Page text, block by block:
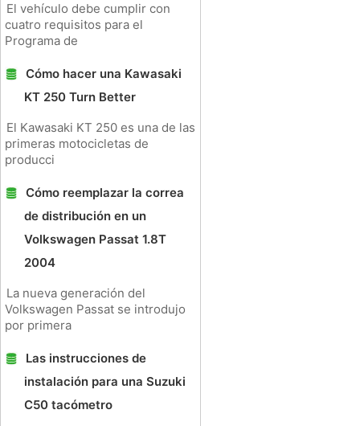
El vehículo debe cumplir con
cuatro requisitos para el
Programa de
Cómo hacer una Kawasaki
KT 250 Turn Better
El Kawasaki KT 250 es una de las
primeras motocicletas de
producci
Cómo reemplazar la correa
de distribución en un
Volkswagen Passat 1.8T
2004
La nueva generación del
Volkswagen Passat se introdujo
por primera
Las instrucciones de
instalación para una Suzuki
C50 tacómetro